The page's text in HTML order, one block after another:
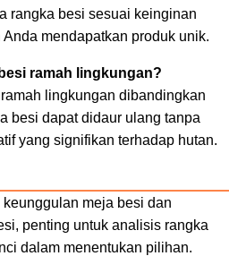
rangka besi sesuai keinginan
mendapatkan produk unik.
ramah lingkungan?
lingkungan dibandingkan
besi dapat didaur ulang tanpa
yang signifikan terhadap hutan.
meja besi dan
penting untuk analisis rangka
dalam menentukan pilihan.